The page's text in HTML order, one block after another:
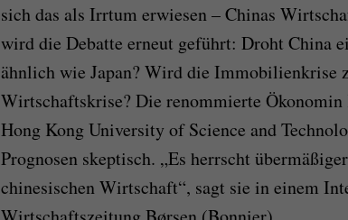
sich das als Irrtum erwiesen – Chinas
wird die Debatte erneut geführt: Droht China
ähnlich wie Japan? Wird die Immobilienkrise
Wirtschaftskrise? Die renommierte Ökonomin
Hong Kong University of Science and
Prognosen skeptisch. „Es herrscht
chinesischen Wirtschaft“, sagt sie in einem